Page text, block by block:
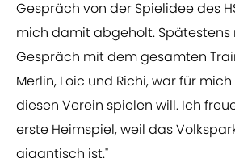
Gespräch von der Spielidee des
mich damit abgeholt.
Gespräch mit dem gesamten
Merlin, Loic und Richi, war für
diesen Verein spielen will. Ich
erste Heimspiel, weil das
gigantisch ist."